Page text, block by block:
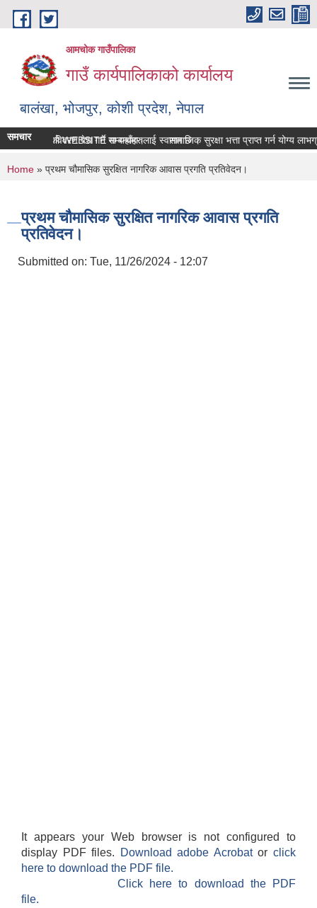
Skip to main content
आमचोक गाउँपालिका
गाउँ कार्यपालिकाको कार्यालय
बालंखा, भोजपुर, कोशी प्रदेश, नेपाल
गउँपालिकाको WEBSITE मा यहाँहरुलाई स्वागत छ ।
समचारसम्पत्ति विवरण पेश गर्ने सम्बन्धमा। सामाजिक सुरक्षा भत्ता प्राप्‍त गर्न योग्य
You are here
Home » प्रथम चौमासिक सुरक्षित नागरिक आवास प्रगति प्रतिवेदन।
प्रथम चौमासिक सुरक्षित नागरिक आवास प्रगति
प्रतिवेदन।
Submitted on: Tue, 11/26/2024 - 12:07
It appears your Web browser is not configured to
display PDF files.
Download adobe Acrobatorclick
here to download the PDF file.
Click here to download the PDF
file.